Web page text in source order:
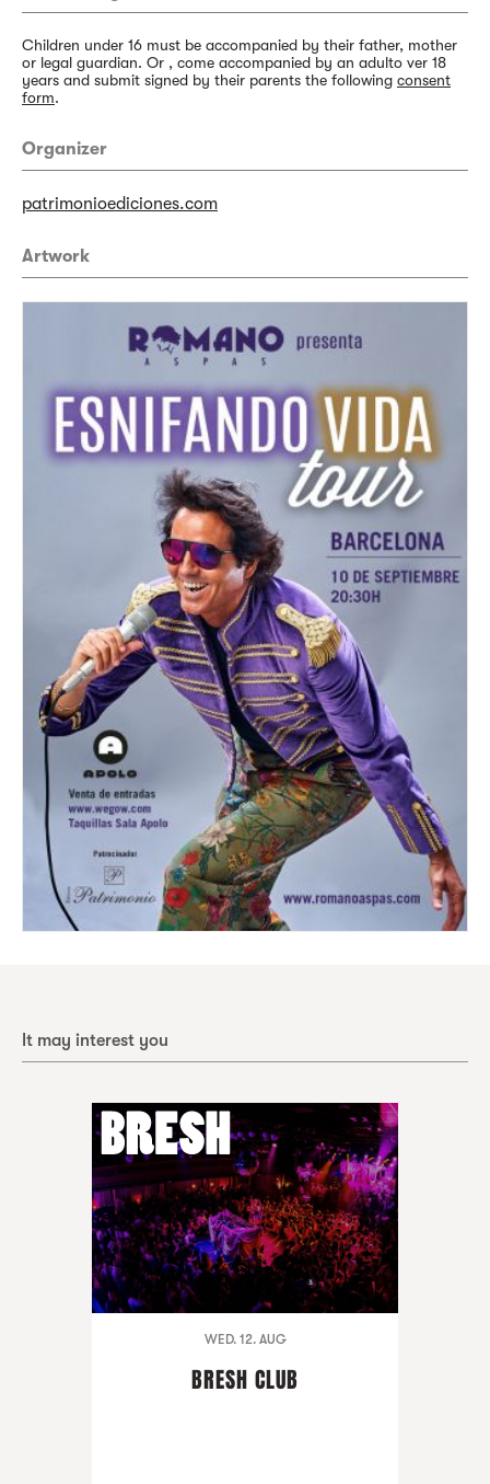
Children under 16 must be accompanied by their father, mother
or legal guardian. Or , come accompanied by an adulto ver 18
years and submit signed by their parents the following consent
form.
Organizer
patrimonioediciones.com
Artwork
It may interest you
WED. 12. AUG
BRESH CLUB